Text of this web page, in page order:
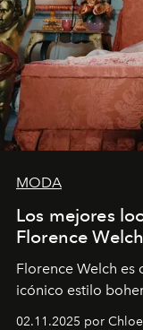
MODA
Los mejores
Florence
Florence Welch es
icónico estilo
02.11.2025 por